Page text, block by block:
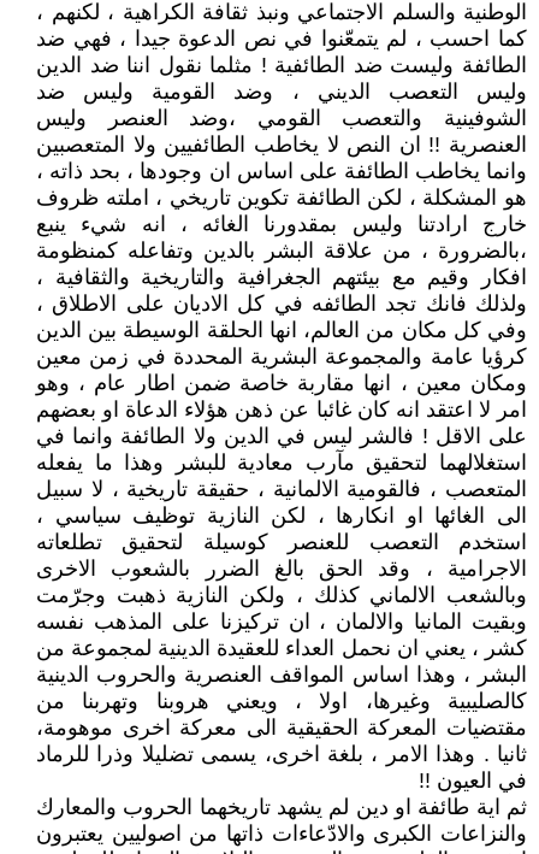
الوطنية والسلم الاجتماعي ونبذ ثقافة الكراهية ، لكنهم ،
كما احسب ، لم يتمعّنوا في نص الدعوة جيدا ، فهي ضد
الطائفة وليست ضد الطائفية ! مثلما نقول اننا ضد الدين
وليس التعصب الديني ، وضد القومية وليس ضد
الشوفينية والتعصب القومي ،وضد العنصر وليس
العنصرية !! ان النص لا يخاطب الطائفيين ولا المتعصبين
وانما يخاطب الطائفة على اساس ان وجودها ، بحد ذاته ،
هو المشكلة ، لكن الطائفة تكوين تاريخي ، املته ظروف
خارج ارادتنا وليس بمقدورنا الغائه ، انه شيء ينبع
،بالضرورة ، من علاقة البشر بالدين وتفاعله كمنظومة
افكار وقيم مع بيئتهم الجغرافية والتاريخية والثقافية ،
ولذلك فانك تجد الطائفه في كل الاديان على الاطلاق ،
وفي كل مكان من العالم، انها الحلقة الوسيطة بين الدين
كرؤيا عامة والمجموعة البشرية المحددة في زمن معين
ومكان معين ، انها مقاربة خاصة ضمن اطار عام ، وهو
امر لا اعتقد انه كان غائبا عن ذهن هؤلاء الدعاة او بعضهم
على الاقل ! فالشر ليس في الدين ولا الطائفة وانما في
استغلالهما لتحقيق مآرب معادية للبشر وهذا ما يفعله
المتعصب ، فالقومية الالمانية ، حقيقة تاريخية ، لا سبيل
الى الغائها او انكارها ، لكن النازية توظيف سياسي ،
استخدم التعصب للعنصر كوسيلة لتحقيق تطلعاته
الاجرامية ، وقد الحق بالغ الضرر بالشعوب الاخرى
وبالشعب الالماني كذلك ، ولكن النازية ذهبت وجرّمت
وبقيت المانيا والالمان ، ان تركيزنا على المذهب نفسه
كشر ، يعني ان نحمل العداء للعقيدة الدينية لمجموعة من
البشر ، وهذا اساس المواقف العنصرية والحروب الدينية
كالصليبية وغيرها، اولا ، ويعني هروبنا وتهربنا من
مقتضيات المعركة الحقيقية الى معركة اخرى موهومة،
ثانيا . وهذا الامر ، بلغة اخرى، يسمى تضليلا وذرا للرماد
في العيون !!
ثم اية طائفة او دين لم يشهد تاريخهما الحروب والمعارك
والنزاعات الكبرى والادّعاءات ذاتها من اصوليين يعتبرون